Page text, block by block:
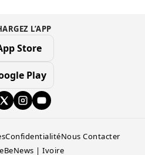
L’APP
Store
Play
ConfidentialitéNous Contacter
BeNews | Ivoire